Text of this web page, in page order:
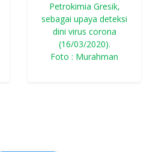
Petrokimia Gresik,
sebagai upaya deteksi
dini virus corona
(16/03/2020).
Foto : Murahman